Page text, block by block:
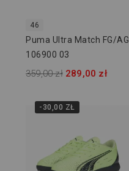
46
Puma Ultra Match FG/AG
106900 03
359,00 zł 289,00 zł
-30,00 ZŁ